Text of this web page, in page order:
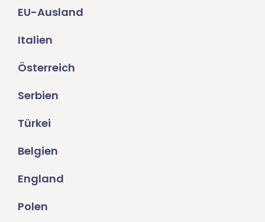
EU-Ausland
Italien
Österreich
Serbien
Türkei
Belgien
England
Polen